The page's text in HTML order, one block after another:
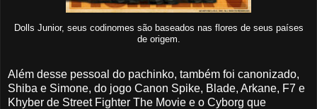
Dolls Junior, seus codinomes são baseados nas flores de seus países
de origem.
Além desse pessoal do pachinko, também foi canonizado,
Shiba e Simone, do jogo Canon Spike, Blade, Arkane, F7 e
Khyber de Street Fighter The Movie e o Cyborg que